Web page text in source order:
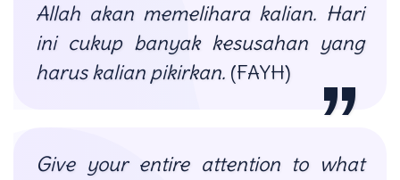
Allah akan memelihara kalian. Hari
ini cukup banyak kesusahan yang
harus kalian pikirkan. (FAYH)
Give your entire attention to what